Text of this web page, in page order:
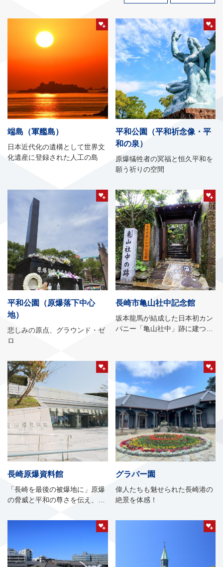
端島（軍艦島）
日本近代化の遺構として世界文
化遺産に登録された人工の島
平和公園（平和祈念像・平
和の泉）
原爆犠牲者の冥福と恒久平和を
願う祈りの空間
平和公園（原爆落下中心
地）
悲しみの原点、グラウンド・ゼ
ロ
長崎市亀山社中記念館
坂本龍馬が結成した日本初カン
パニー「亀山社中」跡に建つ記
長崎原爆資料館
「長崎を最後の被爆地に」原爆
の脅威と平和の尊さを伝え、恒
グラバー園
偉人たちも魅せられた長崎港の
絶景を体感！